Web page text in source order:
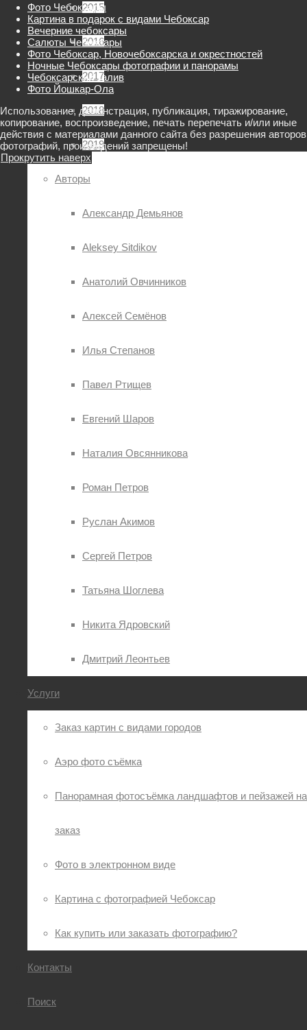
2015
2016
2017
2018
2019
Авторы
Александр Демьянов
Aleksey Sitdikov
Анатолий Овчинников
Алексей Семёнов
Илья Степанов
Павел Ртищев
Евгений Шаров
Наталия Овсянникова
Роман Петров
Руслан Акимов
Сергей Петров
Татьяна Шоглева
Никита Ядровский
Дмитрий Леонтьев
Услуги
Заказ картин с видами городов
Аэро фото съёмка
Панорамная фотосъёмка ландшафтов и пейзажей на
заказ
Фото в электронном виде
Картина с фотографией Чебоксар
Как купить или заказать фотографию?
Контакты
Поиск
Фото Чебоксары
Картина в подарок с видами Чебоксар
Вечерние чебоксары
Салюты Чебоксары
Фото Чебоксар, Новочебоксарска и окрестностей
Ночные Чебоксары фотографии и панорамы
Чебоксарский залив
Фото Йошкар-Ола
Использование, демонстрация, публикация, тиражирование,
копирование, воспроизведение, печать перепечать и/или иные
действия с материалами данного сайта без разрешения авторов
фотографий, произведений запрещены!
Прокрутить наверх